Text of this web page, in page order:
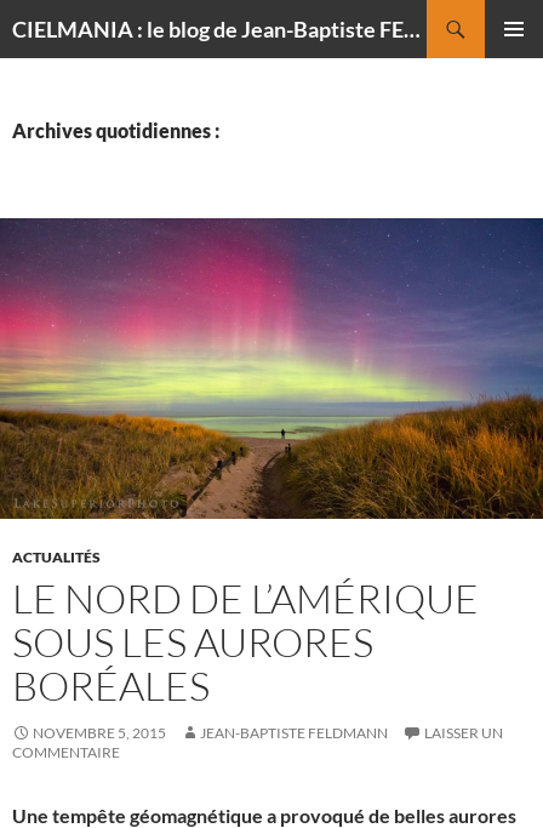
CIELMANIA : le blog de Jean-Baptiste FELDMANN, photographe du ciel
Archives quotidiennes :
ACTUALITÉS
LE NORD DE L’AMÉRIQUE
SOUS LES AURORES
BORÉALES
NOVEMBRE 5, 2015 JEAN-BAPTISTE FELDMANN
LAISSER UN
COMMENTAIRE
Une tempête géomagnétique a provoqué de belles aurores